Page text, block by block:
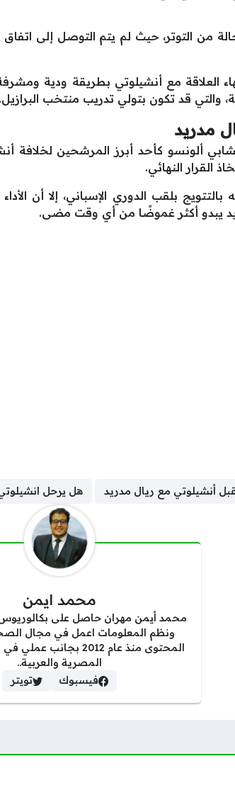
من التوتر، حيث لم يتم التوصل إلى
العلاقة مع أنشيلوتي بطريقة ودية
والتي قد تكون بتولي تدريب منتخب البرازيل.
مدريد
ألونسو كأحد أبرز المرشحين لخلافة
القرار النهائي.
بلقب الدوري الإسباني، إلا أن
يبدو أكثر غموضًا من أي وقت مضى.
أنشيلوتي مع ريال مدريد هل يرحل
محمد ايمن
محمد أيمن مهران حاصل على
ونظم المعلومات اعمل في مجال
المحتوى منذ عام 2012
المصرية والعربية..
فيسبوك
تويتر